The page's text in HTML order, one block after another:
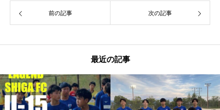
前の記事 次の記事
最近の記事